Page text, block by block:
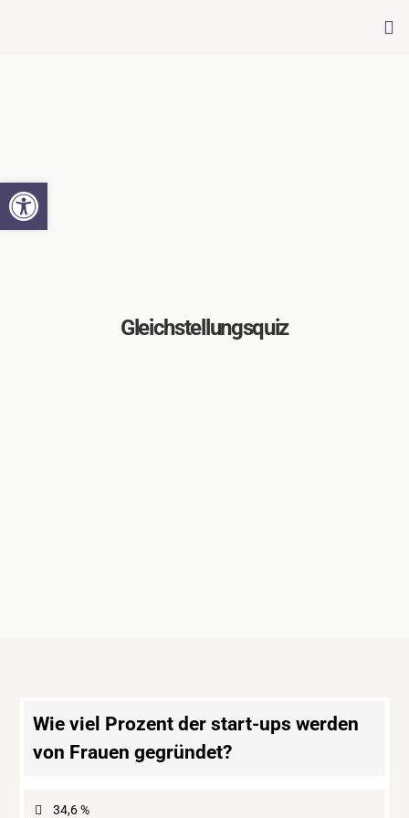
Werkzeugleiste öffnen
Gleichstellungsquiz
Wie viel Prozent der start-ups werden
von Frauen gegründet?
34,6 %